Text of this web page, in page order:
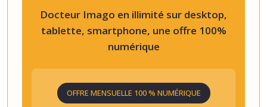
Docteur Imago en illimité sur desktop,
tablette, smartphone, une offre 100%
numérique
OFFRE MENSUELLE 100 % NUMÉRIQUE